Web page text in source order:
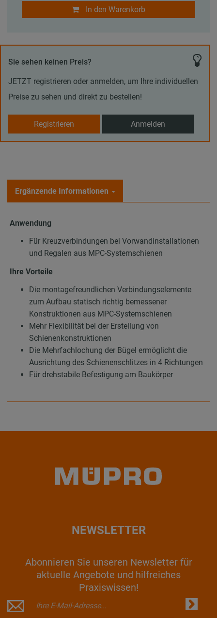
In den Warenkorb
Sie sehen keinen Preis?
JETZT registrieren oder anmelden, um Ihre individuellen
Preise zu sehen und direkt zu bestellen!
Registrieren Anmelden
Ergänzende Informationen
Anwendung
Für Kreuzverbindungen bei Vorwandinstallationen
und Regalen aus MPC-Systemschienen
Ihre Vorteile
Die montagefreundlichen Verbindungselemente
zum Aufbau statisch richtig bemessener
Konstruktionen aus MPC-Systemschienen
Mehr Flexibilität bei der Erstellung von
Schienenkonstruktionen
Die Mehrfachlochung der Bügel ermöglicht die
Ausrichtung des Schienenschlitzes in 4 Richtungen
Für drehstabile Befestigung am Baukörper
NEWSLETTER
Abonnieren Sie unseren Newsletter für
aktuelle Angebote und hilfreiches
Praxiswissen!